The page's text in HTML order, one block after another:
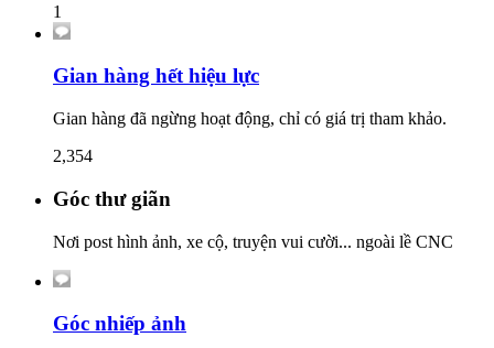
1
Gian hàng hết hiệu lực
Gian hàng đã ngừng hoạt động, chỉ có giá trị tham khảo.
2,354
Góc thư giãn
Nơi post hình ảnh, xe cộ, truyện vui cười... ngoài lề CNC
Góc nhiếp ảnh